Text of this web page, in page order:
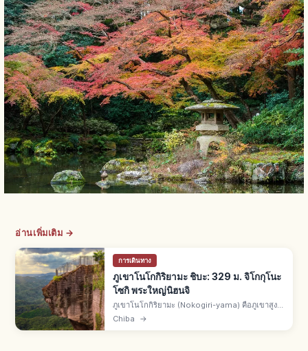
อ่านเพิ่มเติม →
การเดินทาง
ภูเขาโนโกกิริยามะ ชิบะ: 329 ม. จิโกกุโนะ
โซกิ พระใหญ่นิฮนจิ
ภูเขาโนโกกิริยามะ (Nokogiri-yama) คือภูเขาสูง
329 ม. คร่อมเมืองฟุตสึและคโยนัน จ.ชิบะ ร่องรอย
Chiba →